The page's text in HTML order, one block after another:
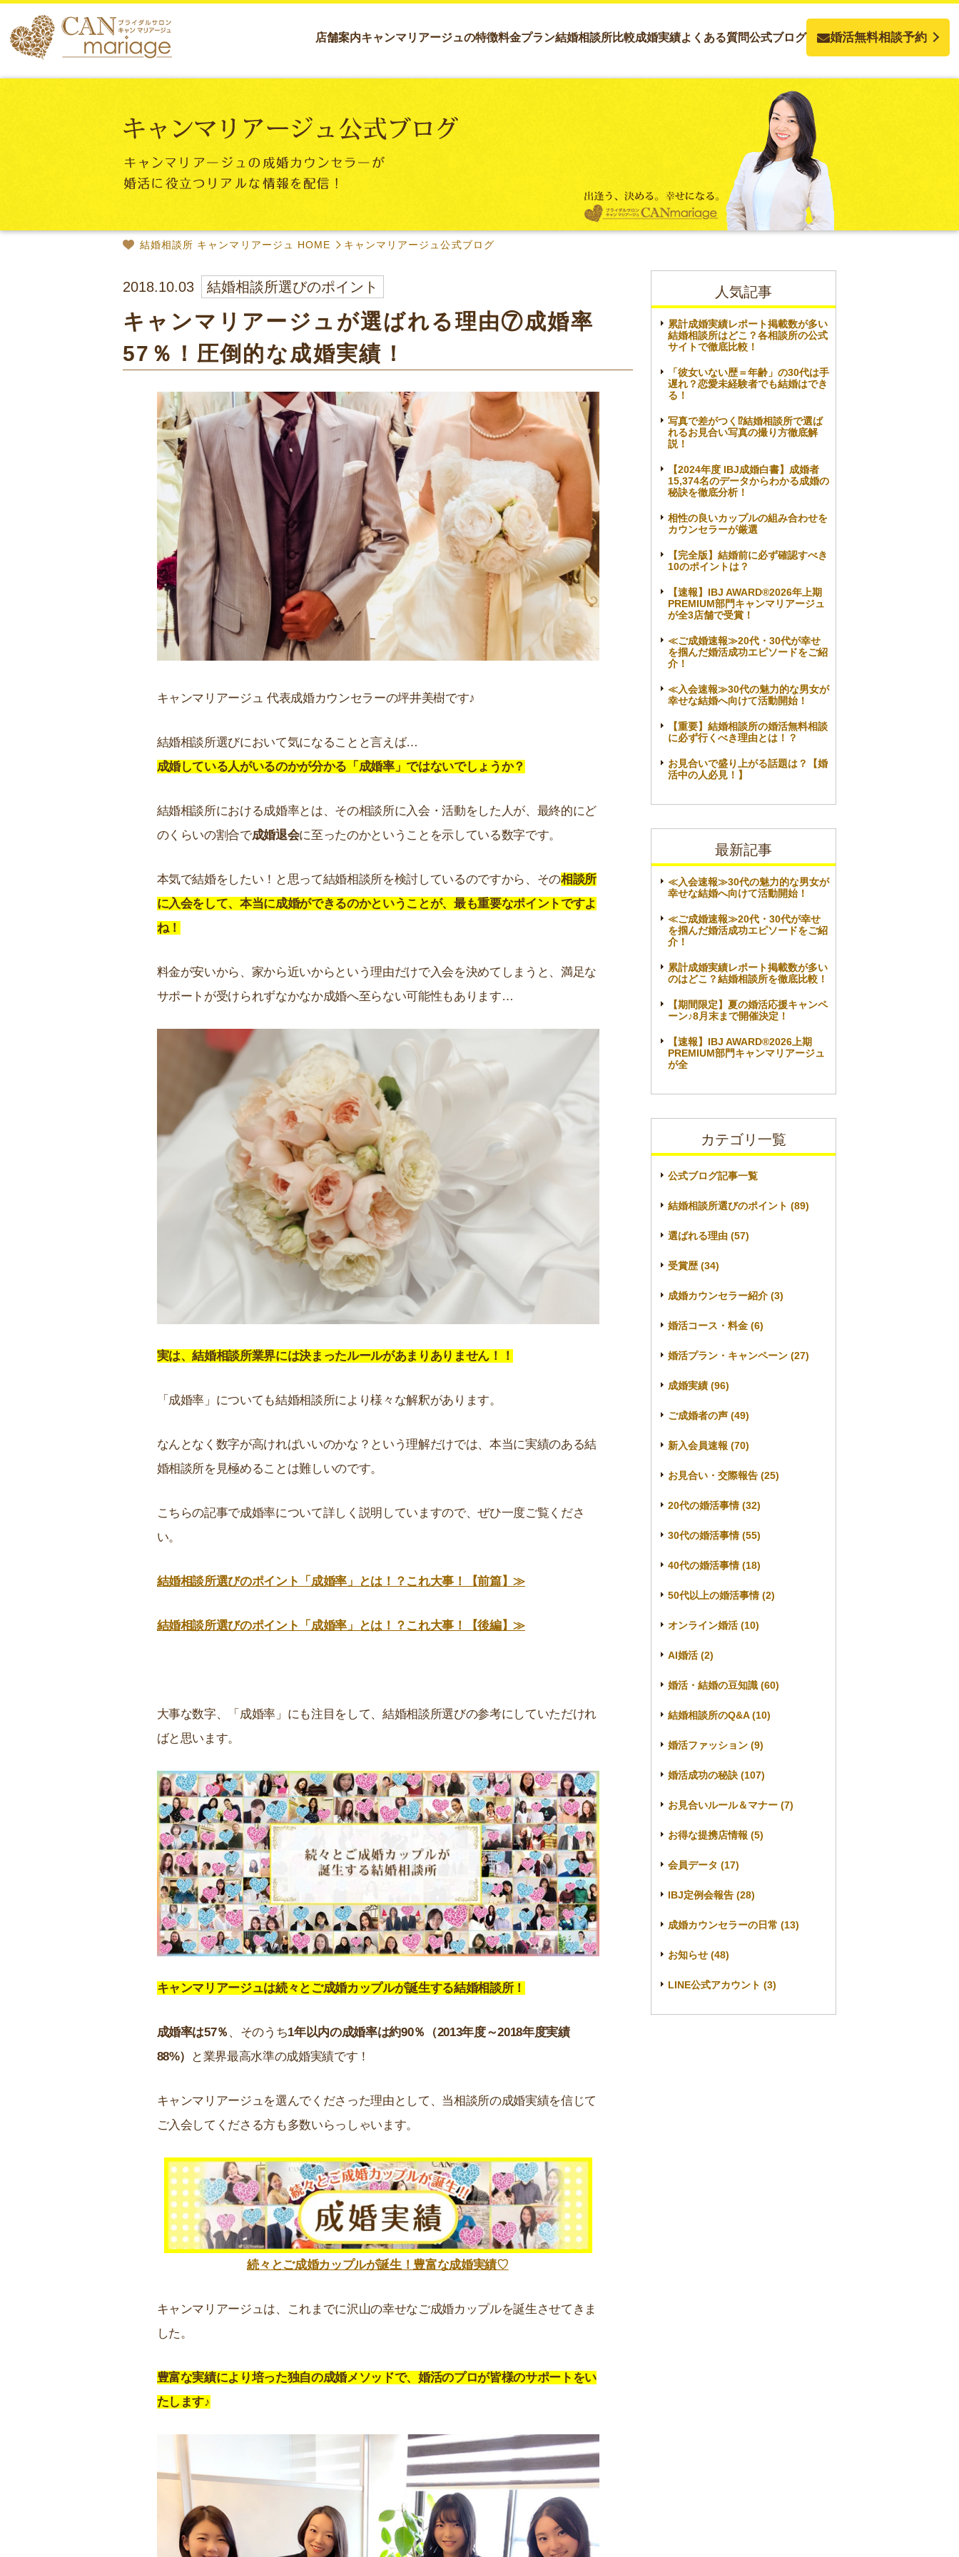
店舗案内キャンマリアージュの特徴料金プラン結婚相談所比較成婚実績よくある質問公式ブログ 婚活無料相談予約
結婚相談所 キャンマリアージュ HOME キャンマリアージュ公式ブログ
2018.10.03 結婚相談所選びのポイント
キャンマリアージュが選ばれる理由⑦成婚率
57％！圧倒的な成婚実績！
キャンマリアージュ 代表成婚カウンセラーの坪井美樹です♪
結婚相談所選びにおいて気になることと言えば…
成婚している人がいるのかが分かる「成婚率」ではないでしょうか？
結婚相談所における成婚率とは、その相談所に入会・活動をした人が、最終的にど
のくらいの割合で成婚退会に至ったのかということを示している数字です。
本気で結婚をしたい！と思って結婚相談所を検討しているのですから、その相談所
に入会をして、本当に成婚ができるのかということが、最も重要なポイントですよ
ね！
料金が安いから、家から近いからという理由だけで入会を決めてしまうと、満足な
サポートが受けられずなかなか成婚へ至らない可能性もあります…
実は、結婚相談所業界には決まったルールがあまりありません！！
「成婚率」についても結婚相談所により様々な解釈があります。
なんとなく数字が高ければいいのかな？という理解だけでは、本当に実績のある結
婚相談所を見極めることは難しいのです。
こちらの記事で成婚率について詳しく説明していますので、ぜひ一度ご覧くださ
い。
結婚相談所選びのポイント「成婚率」とは！？これ大事！【前篇】≫
結婚相談所選びのポイント「成婚率」とは！？これ大事！【後編】≫
大事な数字、「成婚率」にも注目をして、結婚相談所選びの参考にしていただけれ
ばと思います。
キャンマリアージュは続々とご成婚カップルが誕生する結婚相談所！
成婚率は57％ 、そのうち1年以内の成婚率は約90％（2013年度～2018年度実績
88%）
と業界最高水準の成婚実績です！
キャンマリアージュを選んでくださった理由として、当相談所の成婚実績を信じて
ご入会してくださる方も多数いらっしゃいます。
続々とご成婚カップルが誕生！豊富な成婚実績♡
キャンマリアージュは、これまでに沢山の幸せなご成婚カップルを誕生させてきま
した。
豊富な実績により培った独自の成婚メソッドで、婚活のプロが皆様のサポートをい
たします♪
人気記事
累計成婚実績レポート掲載数が多い
結婚相談所はどこ？各相談所の公式
サイトで徹底比較！
「彼女いない歴＝年齢」の30代は手
遅れ？恋愛未経験者でも結婚はでき
る！
写真で差がつく⁉結婚相談所で選ば
れるお見合い写真の撮り方徹底解
説！
【2024年度 IBJ成婚白書】成婚者
15,374名のデータからわかる成婚の
秘訣を徹底分析！
相性の良いカップルの組み合わせを
カウンセラーが厳選
【完全版】結婚前に必ず確認すべき
10のポイントは？
【速報】IBJ AWARD®2026年上期
PREMIUM部門キャンマリアージュ
が全3店舗で受賞！
≪ご成婚速報≫20代・30代が幸せ
を掴んだ婚活成功エピソードをご紹
介！
≪入会速報≫30代の魅力的な男女が
幸せな結婚へ向けて活動開始！
【重要】結婚相談所の婚活無料相談
に必ず行くべき理由とは！？
お見合いで盛り上がる話題は？【婚
活中の人必見！】
最新記事
≪入会速報≫30代の魅力的な男女が
幸せな結婚へ向けて活動開始！
≪ご成婚速報≫20代・30代が幸せ
を掴んだ婚活成功エピソードをご紹
介！
累計成婚実績レポート掲載数が多い
のはどこ？結婚相談所を徹底比較！
【期間限定】夏の婚活応援キャンペ
ーン♪8月末まで開催決定！
【速報】IBJ AWARD®2026上期
PREMIUM部門キャンマリアージュ
が全
カテゴリ一覧
公式ブログ記事一覧
結婚相談所選びのポイント (89)
選ばれる理由 (57)
受賞歴 (34)
成婚カウンセラー紹介 (3)
婚活コース・料金 (6)
婚活プラン・キャンペーン (27)
成婚実績 (96)
ご成婚者の声 (49)
新入会員速報 (70)
お見合い・交際報告 (25)
20代の婚活事情 (32)
30代の婚活事情 (55)
40代の婚活事情 (18)
50代以上の婚活事情 (2)
オンライン婚活 (10)
AI婚活 (2)
婚活・結婚の豆知識 (60)
結婚相談所のQ&A (10)
婚活ファッション (9)
婚活成功の秘訣 (107)
お見合いルール＆マナー (7)
お得な提携店情報 (5)
会員データ (17)
IBJ定例会報告 (28)
成婚カウンセラーの日常 (13)
お知らせ (48)
LINE公式アカウント (3)